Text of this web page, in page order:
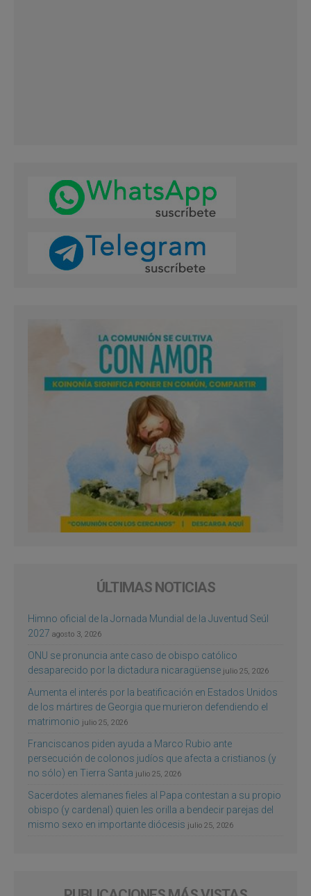
ÚLTIMAS NOTICIAS
Himno oficial de la Jornada Mundial de la Juventud Seúl
2027 agosto 3, 2026
ONU se pronuncia ante caso de obispo católico
desaparecido por la dictadura nicaragüense julio 25, 2026
Aumenta el interés por la beatificación en Estados Unidos
de los mártires de Georgia que murieron defendiendo el
matrimonio julio 25, 2026
Franciscanos piden ayuda a Marco Rubio ante
persecución de colonos judíos que afecta a cristianos (y
no sólo) en Tierra Santa julio 25, 2026
Sacerdotes alemanes fieles al Papa contestan a su propio
obispo (y cardenal) quien les orilla a bendecir parejas del
mismo sexo en importante diócesis julio 25, 2026